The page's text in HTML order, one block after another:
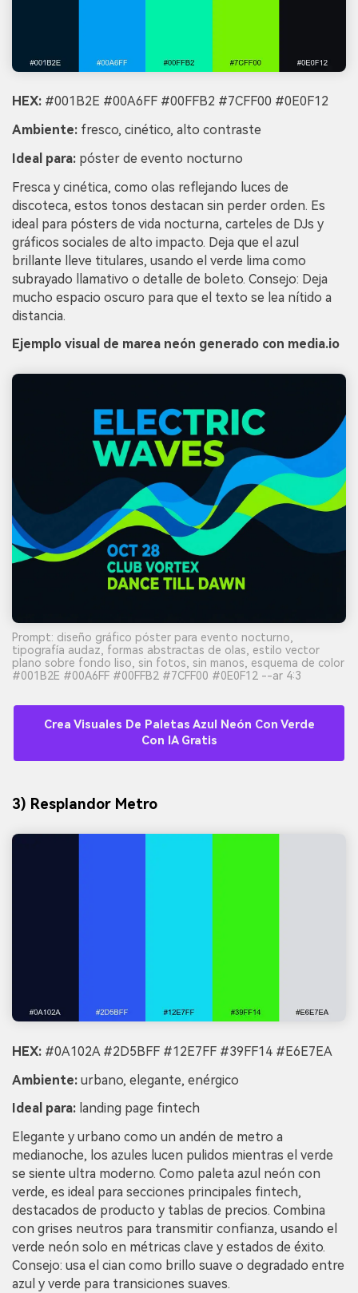
HEX: #001B2E #00A6FF #00FFB2 #7CFF00 #0E0F12
Ambiente: fresco, cinético, alto contraste
Ideal para: póster de evento nocturno
Fresca y cinética, como olas reflejando luces de
discoteca, estos tonos destacan sin perder orden. Es
ideal para pósters de vida nocturna, carteles de DJs y
gráficos sociales de alto impacto. Deja que el azul
brillante lleve titulares, usando el verde lima como
subrayado llamativo o detalle de boleto. Consejo: Deja
mucho espacio oscuro para que el texto se lea nítido a
distancia.
Ejemplo visual de marea neón generado con media.io
Prompt: diseño gráfico póster para evento nocturno,
tipografía audaz, formas abstractas de olas, estilo vector
plano sobre fondo liso, sin fotos, sin manos, esquema de color
#001B2E #00A6FF #00FFB2 #7CFF00 #0E0F12 --ar 4:3
Crea Visuales De Paletas Azul Neón Con Verde
Con IA Gratis
3) Resplandor Metro
HEX: #0A102A #2D5BFF #12E7FF #39FF14 #E6E7EA
Ambiente: urbano, elegante, enérgico
Ideal para: landing page fintech
Elegante y urbano como un andén de metro a
medianoche, los azules lucen pulidos mientras el verde
se siente ultra moderno. Como paleta azul neón con
verde, es ideal para secciones principales fintech,
destacados de producto y tablas de precios. Combina
con grises neutros para transmitir confianza, usando el
verde neón solo en métricas clave y estados de éxito.
Consejo: usa el cian como brillo suave o degradado entre
azul y verde para transiciones suaves.